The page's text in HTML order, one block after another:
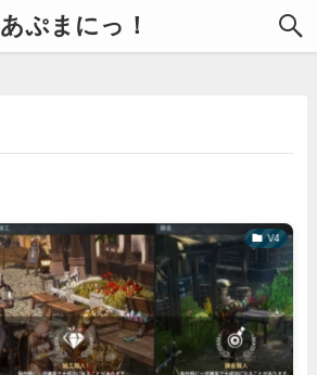
あぷまにっ！
V4